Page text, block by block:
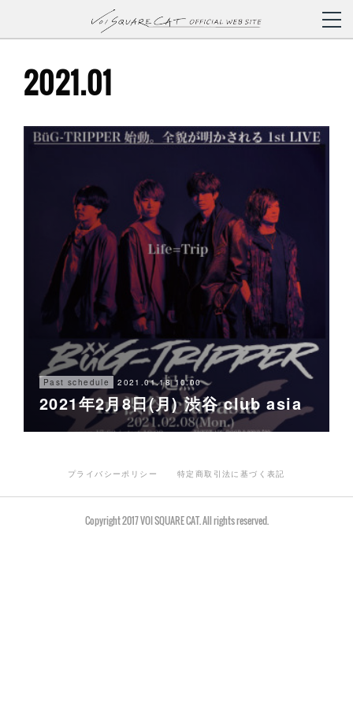
2021.01
Past schedule 2021.01.18 10:00
2021年2月8日(月) 渋谷 club asia
プライバシーポリシー 特定商取引法に基づく表記
Copyright 2017 VOI SQUARE CAT. All rights reserved.